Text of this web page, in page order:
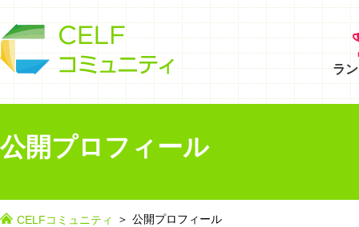
ラ
公開プロフィール
CELFコミュニティ 公開プロフィール